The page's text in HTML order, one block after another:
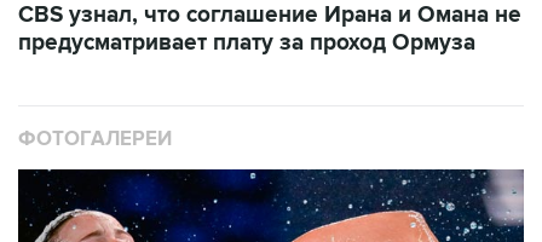
CBS узнал, что соглашение Ирана и Омана не
предусматривает плату за проход Ормуза
ФОТОГАЛЕРЕИ